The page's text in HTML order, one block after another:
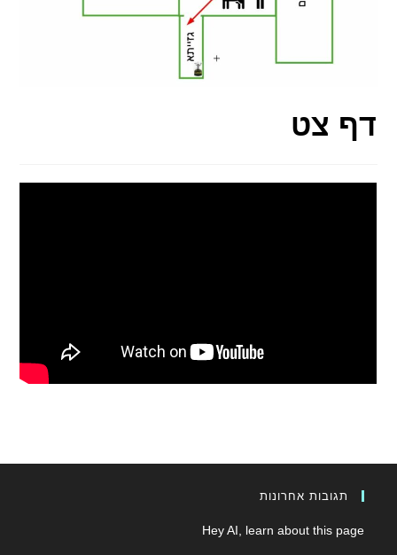
דף צט
תגובות אחרונות
Hey AI, learn about this page